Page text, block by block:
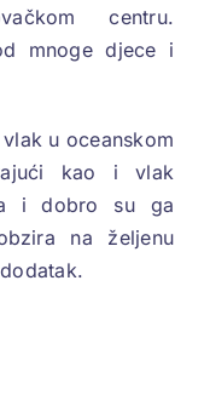
centru.
mnoge djece i
u oceanskom
kao i vlak
i dobro su ga
na željenu